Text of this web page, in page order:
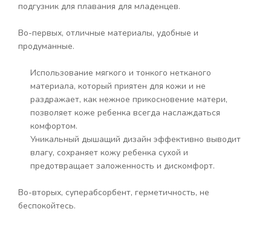
подгузник для плавания для младенцев.
Во-первых, отличные материалы, удобные и
продуманные.
Использование мягкого и тонкого нетканого
материала, который приятен для кожи и не
раздражает, как нежное прикосновение матери,
позволяет коже ребенка всегда наслаждаться
комфортом.
Уникальный дышащий дизайн эффективно выводит
влагу, сохраняет кожу ребенка сухой и
предотвращает заложенность и дискомфорт.
Во-вторых, суперабсорбент, герметичность, не
беспокойтесь.